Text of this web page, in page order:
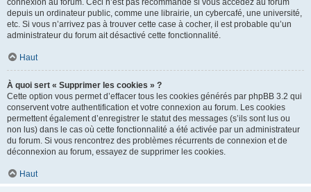
connexion au forum. Ceci n’est pas recommandé si vous accédez au forum
depuis un ordinateur public, comme une librairie, un cybercafé, une université,
etc. Si vous n’arrivez pas à trouver cette case à cocher, il est probable qu’un
administrateur du forum ait désactivé cette fonctionnalité.
Haut
À quoi sert « Supprimer les cookies » ?
Cette option vous permet d’effacer tous les cookies générés par phpBB 3.2 qui
conservent votre authentification et votre connexion au forum. Les cookies
permettent également d’enregistrer le statut des messages (s’ils sont lus ou
non lus) dans le cas où cette fonctionnalité a été activée par un administrateur
du forum. Si vous rencontrez des problèmes récurrents de connexion et de
déconnexion au forum, essayez de supprimer les cookies.
Haut